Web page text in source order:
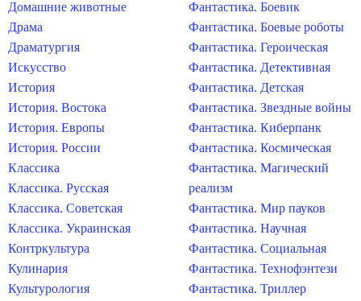
Домашние животные
Драма
Драматургия
Искусство
История
История. Востока
История. Европы
История. России
Классика
Классика. Русская
Классика. Советская
Классика. Украинская
Контркультура
Кулинария
Культурология
Фантастика. Боевик
Фантастика. Боевые роботы
Фантастика. Героическая
Фантастика. Детективная
Фантастика. Детская
Фантастика. Звездные войны
Фантастика. Киберпанк
Фантастика. Космическая
Фантастика. Магический
реализм
Фантастика. Мир пауков
Фантастика. Научная
Фантастика. Социальная
Фантастика. Технофэнтези
Фантастика. Триллер